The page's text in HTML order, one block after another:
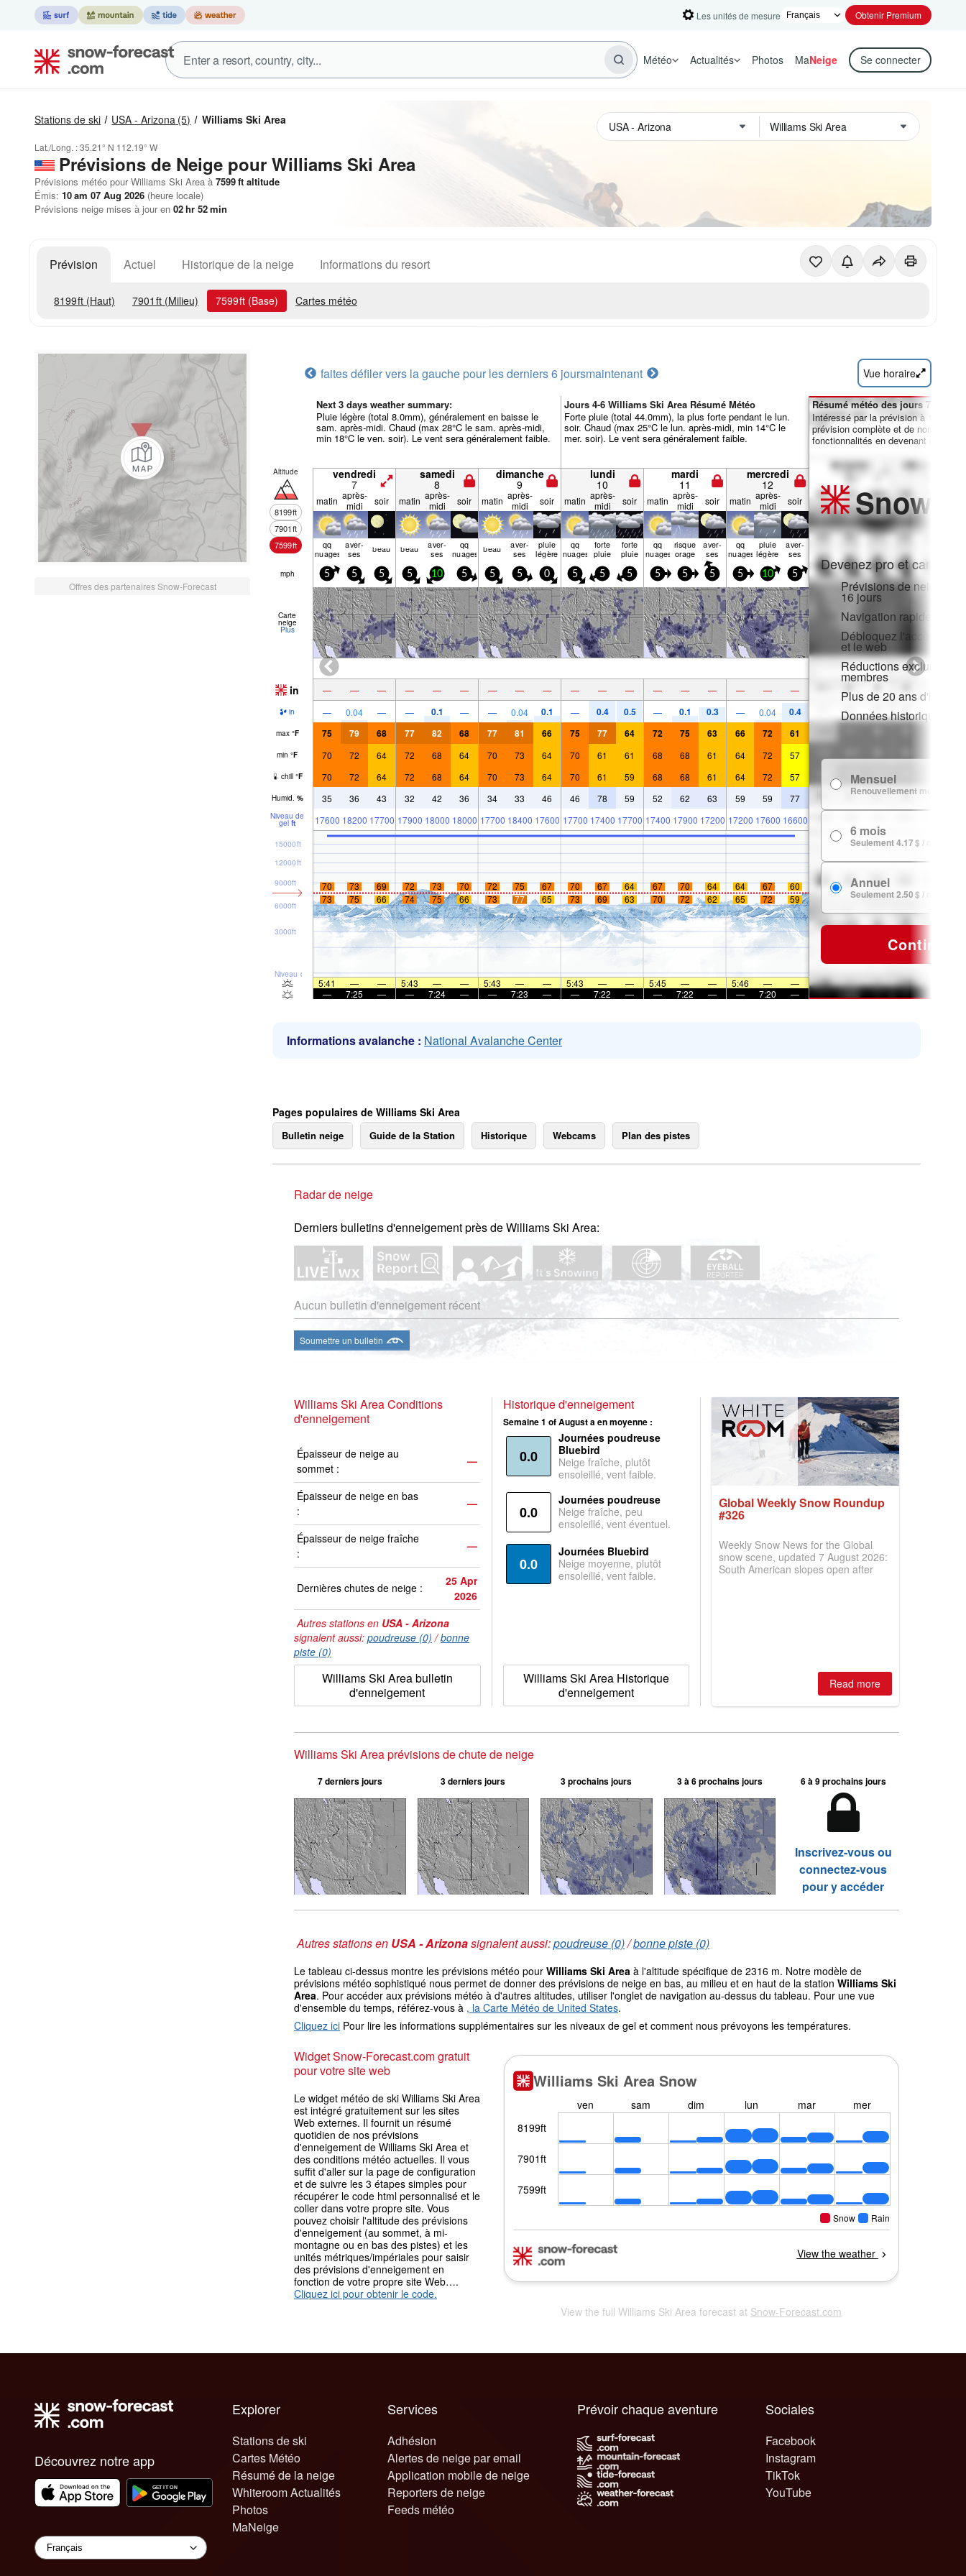
Les unités de mesure Obtenir Premium
Météo Actualités Photos MaNeige Se connecter
Stations de ski USA - Arizona (5) Williams Ski Area
Lat./Long. :35.21° N 112.19° W
Prévisions de Neige pour Williams Ski Area
Prévisions météo pour Williams Ski Area à 7599ft altitude
Émis: 10 am 07 Aug 2026 (heure locale)
Prévisions neige mises à jour en 02hr 52min
Prévision Actuel Historique de la neige Informations du resort
8199ft (Haut) 7901 ft (Milieu) 7599ft (Base) Cartes météo
Offres des partenaires Snow-Forecast
faites défiler vers la gauche pour les derniers 6 joursmaintenant Vue horaire
Next 3 days weather summary:
Pluie légère (total 8.0mm), généralement en baisse le
sam. après-midi. Chaud (max 28°C le sam. après-midi,
min 18°C le ven. soir). Le vent sera généralement faible.
Jours 4-6 Williams Ski Area Résumé Météo
Forte pluie (total 44.0mm), la plus forte pendant le lun.
soir. Chaud (max 25°C le lun. après-midi, min 14°C le
mer. soir). Le vent sera généralement faible.
Altitude
8199ft
7901ft
7599ft
vendredi
7
samedi
8
dimanche
9
lundi
10
mardi
11
mercredi
12
matin après-
midi
soir matin après-
midi
soir matin après-
midi
soir matin après-
midi
soir matin après-
midi
soir matin après-
midi
soir
qq
nuages
aver­
ses beau beau aver­
ses
qq
nuages beau aver­
ses
pluie
légère
qq
nuages
forte
pluie
forte
pluie
qq
nuages
risque
orage
aver­
ses
qq
nuages
pluie
légère
aver­
ses
mph 5 5 5 5 10 5 5 5 0 5 5 5 5 5 5 5 10 5
Carte
neige
Plus
in — — — — — — — — — — — — — — — — — —
in — 0.04 — — 0.1 — — 0.04 0.1 — 0.4 0.5 — 0.1 0.3 — 0.04 0.4
max °F 75 79 68 77 82 68 77 81 66 75 77 64 72 75 63 66 72 61
min °F 70 72 64 72 68 64 70 73 64 70 61 61 68 68 61 64 72 57
chill °F 70 72 64 72 68 64 70 73 64 70 61 59 68 68 61 64 72 57
Humid. % 35 36 43 32 42 36 34 33 46 46 78 59 52 62 63 59 59 77
Niveau de
gel ft 17600 18200 17700 17900 18000 18000 17700 18400 17600 17700 17400 17700 17400 17900 17200 17200 17600 16600
Niveau de la mer
3000ft
6000ft
9000ft
12000ft
15000ft
70 73 69 72 73 70 72 75 67 70 67 64 67 70 64 64 67
60
73
75 66 74 75 66 73 77 65 73 69 63 70 72 62 65 72 59
5:41 — — 5:43 — — 5:43 — — 5:43 — — 5:45 — — 5:46 —
—
—
7:25 — — 7:24 — — 7:23 — — 7:22 — — 7:22 — — 7:20 —
Résumé météo des jours 7-16 :
Intéressé par la prévision à 16 jours
prévision complète et de
fonctionnalités en devenant membre
Snow
Devenez pro et carve en:
Prévisions de neige
16 jours
Navigation rapide sans
Débloquez l'accès
et le web
Réductions exclusives
membres
Plus de 20 ans
Données historiques de
Mensuel
Renouvellement mensuel
6 mois
Seulement 4.17 $ / mois
Annuel
Seulement 2.50 $ / mois
Continuer
Informations avalanche : National Avalanche Center
Pages populaires de Williams Ski Area
Bulletin neige Guide de la Station Historique Webcams Plan des pistes
Radar de neige
Derniers bulletins d'enneigement près de Williams Ski Area:
Aucun bulletin d'enneigement récent
Soumettre un bulletin
Williams Ski Area Conditions
d'enneigement
Épaisseur de neige au
sommet :
—
Épaisseur de neige en bas
:
—
Épaisseur de neige fraîche
:
—
Dernières chutes de neige :
25 Apr
2026
Autres stations en USA - Arizona
signalent aussi: poudreuse (0) /bonne
piste (0)
Williams Ski Area bulletin
d'enneigement
Historique d'enneigement
Semaine 1 of August a en moyenne :
0.0
Journées poudreuse
Bluebird
Neige fraîche, plutôt
ensoleillé, vent faible.
0.0
Journées poudreuse
Neige fraîche, peu
ensoleillé, vent éventuel.
0.0
Journées Bluebird
Neige moyenne, plutôt
ensoleillé, vent faible.
Williams Ski Area Historique
d'enneigement
Global Weekly Snow Roundup
#326
Weekly Snow News for the Global
snow scene, updated 7 August 2026:
South American slopes open after
Read more
Williams Ski Area prévisions de chute de neige
7 derniers jours 3 derniers jours 3 prochains jours 3 à 6 prochains jours 6 à 9 prochains jours
Inscrivez-vous ou
connectez-vous
pour y accéder
Autres stations en USA - Arizonasignalent aussi:poudreuse (0)/bonne piste (0)
Le tableau ci-dessus montre les prévisions météo pour Williams Ski Area à l'altitude spécifique de 2316 m. Notre modèle de
prévisions météo sophistiqué nous permet de donner des prévisions de neige en bas, au milieu et en haut de la station Williams Ski
Area. Pour accéder aux prévisions météo à d'autres altitudes, utiliser l'onglet de navigation au-dessus du tableau. Pour une vue
d'ensemble du temps, référez-vous à , la Carte Météo de United States.
Cliquez ici Pour lire les informations supplémentaires sur les niveaux de gel et comment nous prévoyons les températures.
Widget Snow-Forecast.com gratuit
pour votre site web
Le widget météo de ski Williams Ski Area
est intégré gratuitement sur les sites
Web externes. Il fournit un résumé
quotidien de nos prévisions
d'enneigement de Williams Ski Area et
des conditions météo actuelles. Il vous
suffit d'aller sur la page de configuration
et de suivre les 3 étapes simples pour
récupérer le code html personnalisé et le
coller dans votre propre site. Vous
pouvez choisir l'altitude des prévisions
d'enneigement (au sommet, à mi-
montagne ou en bas des pistes) et les
unités métriques/impériales pour saisir
des prévisions d'enneigement en
fonction de votre propre site Web….
Cliquez ici pour obtenir le code.
View the full Williams Ski Area forecast at Snow-Forecast.com
Découvrez notre app
Explorer
Stations de ski
Cartes Météo
Résumé de la neige
Whiteroom Actualités
Photos
MaNeige
Services
Adhésion
Alertes de neige par email
Application mobile de neige
Reporters de neige
Feeds météo
Sociales
Facebook
Instagram
TikTok
YouTube
Prévoir chaque aventure